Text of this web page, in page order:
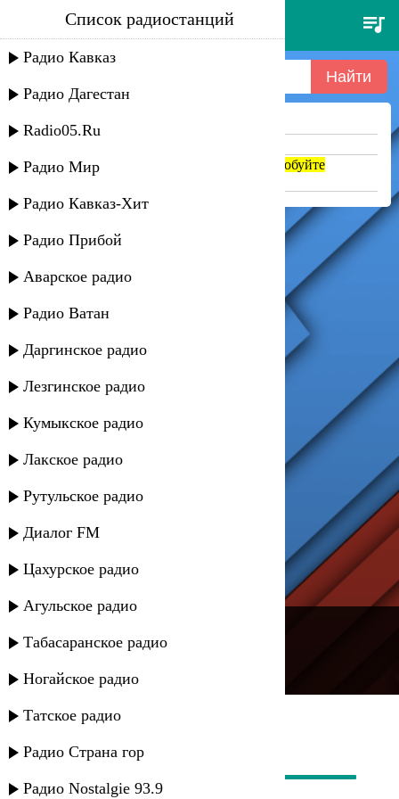
dua lipa - don't start now
Список радиостанций
Радио Кавказ
Радио Дагестан
Radio05.Ru
Радио Мир
Радио Кавказ-Хит
Радио Прибой
Аварское радио
Радио Ватан
Даргинское радио
Лезгинское радио
Кумыкское радио
Лакское радио
Рутульское радио
Диалог FM
Цахурское радио
Агульское радио
Табасаранское радио
Ногайское радио
Татское радио
Радио Страна гор
Радио Nostalgie 93.9
Ничего не найдено =(
Если название написано транслитом, попробуйте
поменять на русский. abc => абц
---
Русское радио